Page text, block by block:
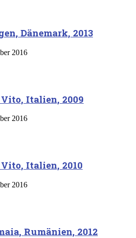
Dänemark, 2013
2016
Italien, 2009
2016
Italien, 2010
2016
Rumänien, 2012